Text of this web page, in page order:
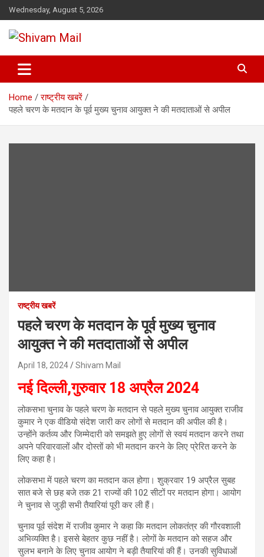
Skip
to
content
Wednesday, August 5, 2026
Shivam Mail
Home
राष्ट्रीय खबरें
पहले चरण के मतदान के पूर्व मुख्य चुनाव आयुक्त ने की मतदाताओं से अपील
राष्ट्रीय खबरें
पहले चरण के मतदान के पूर्व मुख्य चुनाव
आयुक्त ने की मतदाताओं से अपील
April 18, 2024 Shivam Mail
नई दिल्ली,गुरुवार 18 अप्रैल 2024
लोकसभा चुनाव के पहले चरण के मतदान से पहले मुख्य चुनाव आयुक्त राजीव
कुमार ने एक वीडियो संदेश जारी कर लोगों से मतदान की अपील की है।
उन्होंने कर्तव्य और जिम्मेदारी को समझते हुए लोगों से स्वयं मतदान करने तथा
अपने परिवारवालों और दोस्तों को भी मतदान करने के लिए प्रेरित करने के
लिए कहा है।
लोकसभा में पहले चरण का मतदान कल होगा। शुक्रवार 19 अप्रैल सुबह
सात बजे से छह बजे तक 21 राज्यों की 102 सीटों पर मतदान होगा। आयोग
ने चुनाव से जुड़ी सभी तैयारियां पूरी कर ली हैं।
चुनाव पूर्व संदेश में राजीव कुमार ने कहा कि मतदान लोकतंत्र की गौरवशाली
अभिव्यक्ति है। इससे बेहतर कुछ नहीं है। लोगों के मतदान को सहज और
सुलभ बनाने के लिए चुनाव आयोग ने बड़ी तैयारियां की हैं। उनकी सुविधाओं